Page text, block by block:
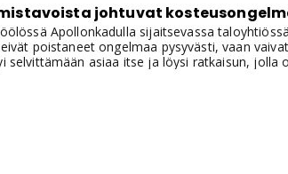
johtuvat
Apollonkadulla sijaitsevassa
poistaneet ongelmaa pysyvästi, vaan
selvittämään asiaa itse ja löysi ratkaisun, jolla